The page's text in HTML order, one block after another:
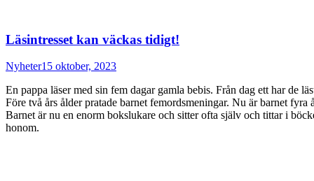
Läsintresset kan väckas tidigt!
Nyheter15 oktober, 2023
En pappa läser med sin fem dagar gamla bebis. Från dag ett har de
Före två års ålder pratade barnet femordsmeningar. Nu är barnet fyra
Barnet är nu en enorm bokslukare och sitter ofta själv och tittar i
honom.